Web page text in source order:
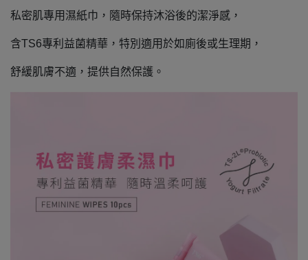
私密肌專用濕紙巾，隨時保持沐浴後的潔淨感，
含TS6專利益菌精華，特別適用於如廁後或生理期，
舒緩肌膚不適，提供自然保護。